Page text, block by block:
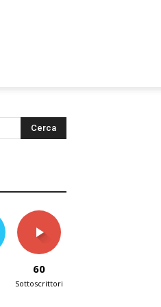
60
Sottoscrittori